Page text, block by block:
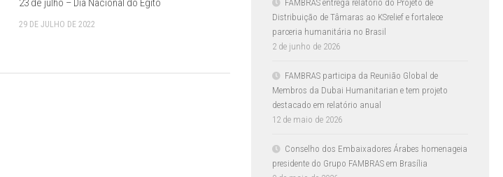
23 de julho – Dia Nacional do Egito
29 DE JULHO DE 2022
FAMBRAS entrega relatório do Projeto de
Distribuição de Tâmaras ao KSrelief e fortalece
parceria humanitária no Brasil
2 de junho de 2026
FAMBRAS participa da Reunião Global de
Membros da Dubai Humanitarian e tem projeto
destacado em relatório anual
12 de maio de 2026
Conselho dos Embaixadores Árabes homenageia
presidente do Grupo FAMBRAS em Brasília